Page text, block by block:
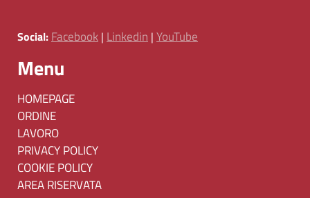
Social: Facebook | Linkedin | YouTube
Menu
HOMEPAGE
ORDINE
LAVORO
PRIVACY POLICY
COOKIE POLICY
AREA RISERVATA